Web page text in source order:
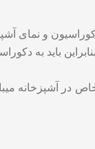
و نمای
باید به
در آشپزخانه